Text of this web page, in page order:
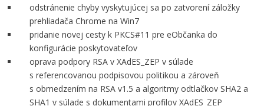
odstránenie chyby vyskytujúcej sa po zatvorení záložky
prehliadača Chrome na Win7
pridanie novej cesty k PKCS#11 pre eObčanka do
konfigurácie poskytovateľov
oprava podpory RSA v XAdES_ZEP v súlade
s referencovanou podpisovou politikou a zároveň
s obmedzením na RSA v1.5 a algoritmy odtlačkov SHA2 a
SHA1 v súlade s dokumentami profilov XAdES_ZEP